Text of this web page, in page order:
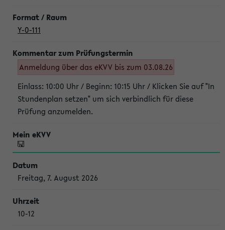
Y-0-111
Anmeldung über das eKVV bis zum 03.08.26
Einlass: 10:00 Uhr / Beginn: 10:15 Uhr / Klicken Sie auf "In
Stundenplan setzen" um sich verbindlich für diese
Prüfung anzumelden.
Freitag, 7. August 2026
10-12